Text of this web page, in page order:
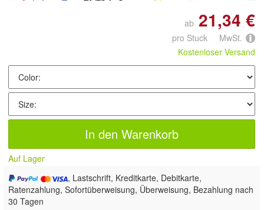
ab 21,34 €
pro Stuck MwSt.
Kostenloser Versand
In den Warenkorb
Auf Lager
, Lastschrift, Kreditkarte, Debitkarte,
Ratenzahlung, Sofortüberweisung, Überweisung, Bezahlung nach
30 Tagen